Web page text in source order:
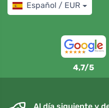
Español / EUR
4,7/5